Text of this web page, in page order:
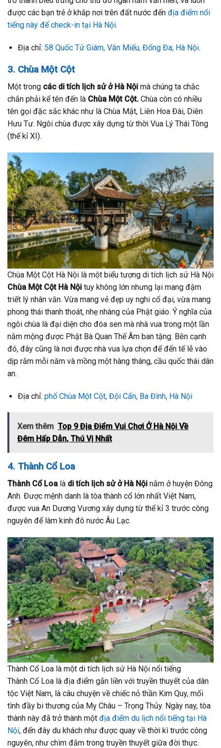
được các bạn trẻ ở khắp nơi trên đất nước đến địa điểm nổi
tiếng này để check-in tại Hà Nội.
Địa chỉ: 58 Quốc Tử Giám, Văn Miếu, Đống Đa, Hà Nội.
3. Chùa Một Cột
Một trong các di tích lịch sử ở Hà Nội mà chúng ta chắc
chắn phải kể tên đến là Chùa Một Cột. Chùa còn có nhiều
tên gọi đặc sắc khác như là Chùa Mật, Liên Hoa Đài, Diên
Hưu Tư. Ngôi chùa được xây dựng từ thời Vua Lý Thái Tông
(thế kỉ XI).
Chùa Một Cột Hà Nội là một biểu tượng di tích lịch sử Hà Nội
Chùa Một Cột Hà Nội tuy không lớn nhưng lại mang đậm
triết lý nhân văn. Vừa mang vẻ đẹp uy nghi cổ đại, vừa mang
phong thái thanh thoát, nhẹ nhàng của Phật giáo. Ý nghĩa của
ngôi chùa là đại diện cho đóa sen mà nhà vua trong một lần
nằm mộng được Phật Bà Quan Thế Âm ban tặng. Bên cạnh
đó, đây cũng là nơi được nhà vua lựa chọn để đến tế lễ vào
dịp rằm mỗi năm và mồng một hàng tháng, cầu quốc thái dân
an.
Địa chỉ: phố Chùa Một Cột, Đội Cấn, Ba Đình, Hà Nội
Xem thêm Top 9 Địa Điểm Vui Chơi Ở Hà Nội Về
Đêm Hấp Dẫn, Thú Vị Nhất
4. Thành Cổ Loa
Thành Cổ Loa là di tích lịch sử ở Hà Nội nằm ở huyện Đông
Anh. Được mệnh danh là tòa thành cổ lớn nhất Việt Nam,
được vua An Dương Vương xây dựng từ thể kỉ 3 trước công
nguyên để làm kinh đô nước Âu Lạc.
Thành Cổ Loa là một di tích lịch sử Hà Nội nổi tiếng
Thành Cổ Loa là địa điểm gắn liền với truyền thuyết của dân
tộc Việt Nam, là câu chuyện về chiếc nỏ thần Kim Quy, mối
tình đầy bi thương của Mỵ Châu – Trọng Thủy. Ngày nay, tòa
thành này đã trở thành một địa điểm du lịch nổi tiếng tại Hà
Nội, đến đây du khách như được quay về thời kì trước công
nguyên, như chìm đắm trong truyền thuyết giữa đời thực.